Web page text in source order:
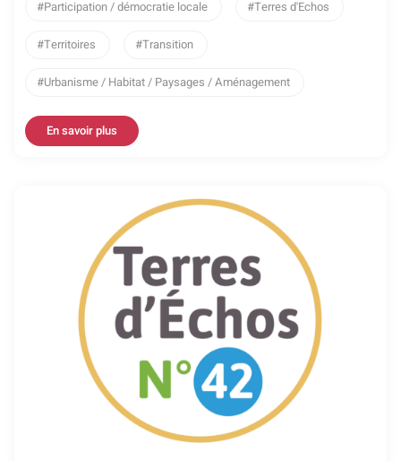
Participation / démocratie locale Terres d'Echos
Territoires Transition
Urbanisme / Habitat / Paysages / Aménagement
En savoir plus